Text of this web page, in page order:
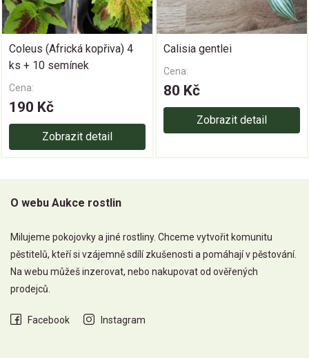
Coleus (Africká kopřiva) 4
ks + 10 semínek
Cena:
190 Kč
Zobrazit detail
Calisia gentlei
Cena:
80 Kč
Zobrazit detail
O webu Aukce rostlin
Milujeme pokojovky a jiné rostliny. Chceme vytvořit komunitu
pěstitelů, kteří si vzájemně sdílí zkušenosti a pomáhají v pěstování.
Na webu můžeš inzerovat, nebo nakupovat od ověřených
prodejců.
Facebook Instagram